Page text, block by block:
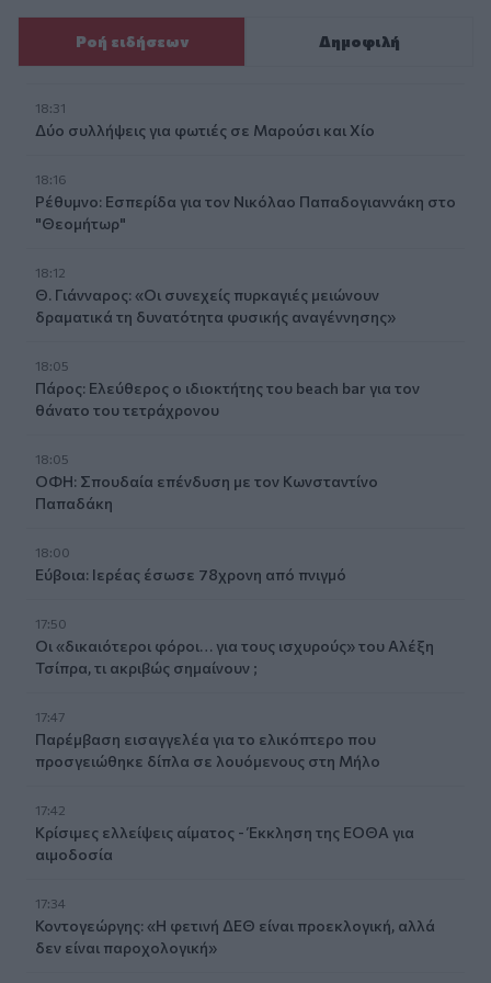
Ροή ειδήσεων Δημοφιλή
18:31
Δύο συλλήψεις για φωτιές σε Μαρούσι και Χίο
18:16
Ρέθυμνο: Εσπερίδα για τον Νικόλαο Παπαδογιαννάκη στο
"Θεομήτωρ"
18:12
Θ. Γιάνναρος: «Οι συνεχείς πυρκαγιές μειώνουν
δραματικά τη δυνατότητα φυσικής αναγέννησης»
18:05
Πάρος: Ελεύθερος ο ιδιοκτήτης του beach bar για τον
θάνατο του τετράχρονου
18:05
ΟΦΗ: Σπουδαία επένδυση με τον Κωνσταντίνο
Παπαδάκη
18:00
Εύβοια: Ιερέας έσωσε 78χρονη από πνιγμό
17:50
Οι «δικαιότεροι φόροι… για τους ισχυρούς» του Αλέξη
Τσίπρα, τι ακριβώς σημαίνουν ;
17:47
Παρέμβαση εισαγγελέα για το ελικόπτερο που
προσγειώθηκε δίπλα σε λουόμενους στη Μήλο
17:42
Κρίσιμες ελλείψεις αίματος - Έκκληση της ΕΟΘΑ για
αιμοδοσία
17:34
Κοντογεώργης: «Η φετινή ΔΕΘ είναι προεκλογική, αλλά
δεν είναι παροχολογική»